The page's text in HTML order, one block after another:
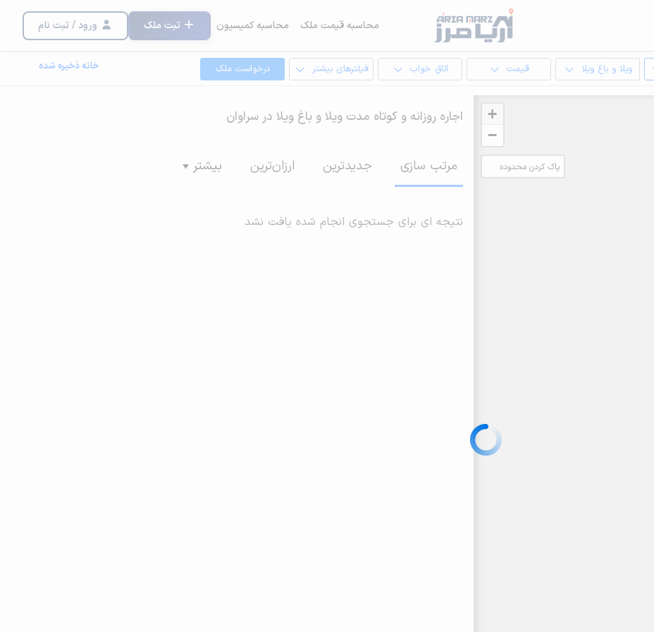
محاسبه قیمت ملک محاسبه کمیسیون ثبت ملک ورود / ثبت نام
ویلا و باغ ویلا قیمت اتاق خواب فیلترهای بیشتر درخواست ملک خانه ذخیره شده
+
−
پاک کردن محدوده
اجاره روزانه و کوتاه مدت ویلا و باغ ویلا در سراوان
مرتب سازی جدیدترین ارزان‌ترین بیشتر
نتیجه ای برای جستجوی انجام شده یافت نشد